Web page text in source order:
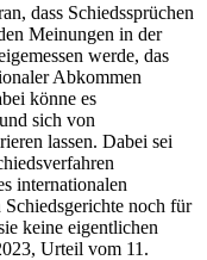
dass Schiedssprüchen
Meinungen in der
werde, das
Abkommen
könne es
sich von
lassen. Dabei sei
internationalen
noch für
keine eigentlichen
Urteil vom 11.